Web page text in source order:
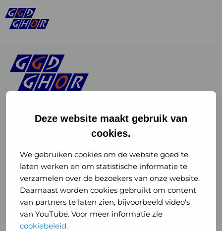
Deze website maakt gebruik van
cookies.
We gebruiken cookies om de website goed te
laten werken en om statistische informatie te
verzamelen over de bezoekers van onze website.
Daarnaast worden cookies gebruikt om content
van partners te laten zien, bijvoorbeeld video's
van YouTube. Voor meer informatie zie
cookiebeleid.
of
GGD
GHOR
Nederland
Instagram
of
GGD
GHOR
Nederland
GGD Reizen op social media
GGD Reizen